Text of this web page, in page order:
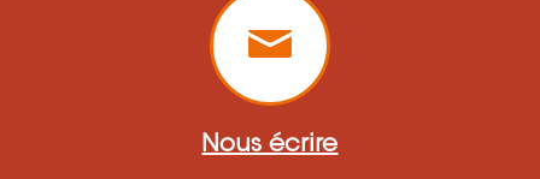
Nous écrire